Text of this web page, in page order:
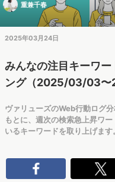
重兼千春
2025年03月24日
みんなの注目キーワ
ング（2025/03/03〜
ヴァリューズのWeb行動ログ
もとに、週次の検索急上昇ワ
いるキーワードを取り上げます。